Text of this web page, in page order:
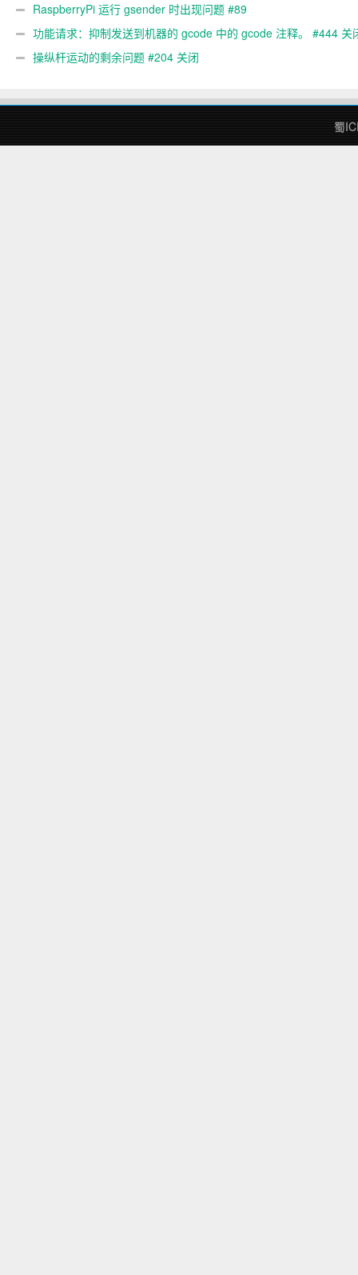
RaspberryPi 运行 gsender 时出现问题 #89
功能请求：抑制发送到机器的 gcode 中的 gcode 注释。 #444 关
操纵杆运动的剩余问题 #204 关闭
蜀